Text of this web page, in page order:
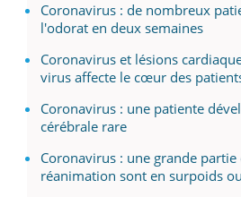
Coronavirus : de nombreux
l'odorat en deux semaines
Coronavirus et lésions
virus affecte le cœur des
Coronavirus : une patiente
cérébrale rare
Coronavirus : une grande partie
réanimation sont en surpoids